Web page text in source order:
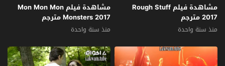
مشاهدة فيلم Rough Stuff
2017 مترجم
منذ سنة واحدة
مشاهدة فيلم Mon Mon Mon
Monsters 2017 مترجم
منذ سنة واحدة